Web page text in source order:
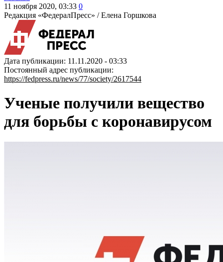
11 ноября 2020, 03:33 0
Редакция «ФедералПресс» /Елена Горшкова
Дата публикации: 11.11.2020 - 03:33
Постоянный адрес публикации:
https://fedpress.ru/news/77/society/2617544
Ученые получили вещество
для борьбы с коронавирусом